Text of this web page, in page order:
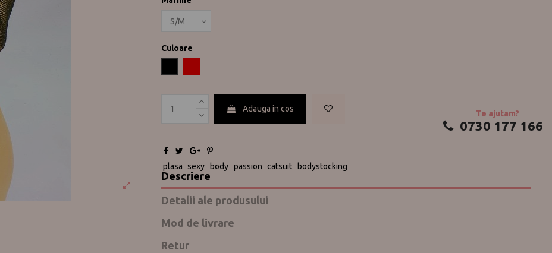
Culoare
Adauga in cos
plasa sexy body passion catsuit bodystocking
Te ajutam?
0730 177 166
Descriere
Detalii ale produsului
Mod de livrare
Retur